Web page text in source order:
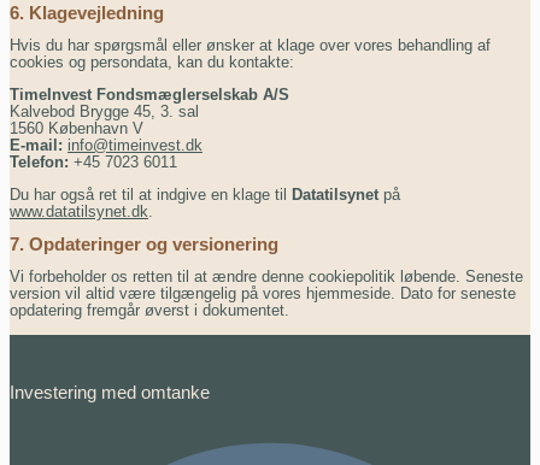
6. Klagevejledning
Hvis du har spørgsmål eller ønsker at klage over vores behandling af
cookies og persondata, kan du kontakte:
TimeInvest Fondsmæglerselskab A/S
Kalvebod Brygge 45, 3. sal
1560 København V
E-mail: info@timeinvest.dk
Telefon: +45 7023 6011
Du har også ret til at indgive en klage til Datatilsynet på
www.datatilsynet.dk
7. Opdateringer og versionering
Vi forbeholder os retten til at ændre denne cookiepolitik løbende. Seneste
version vil altid være tilgængelig på vores hjemmeside. Dato for seneste
opdatering fremgår øverst i dokumentet.
Investering med omtanke